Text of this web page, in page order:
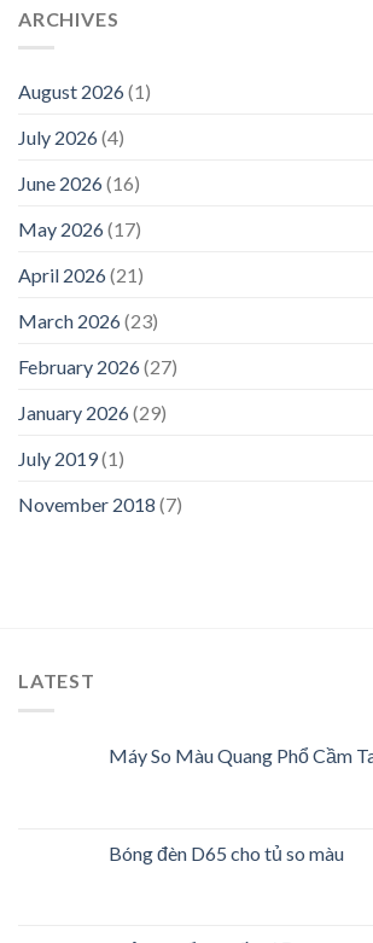
ARCHIVES
August 2026(1)
July 2026(4)
June 2026(16)
May 2026(17)
April 2026(21)
March 2026(23)
February 2026(27)
January 2026(29)
July 2019(1)
November 2018 (7)
LATEST
Máy So Màu Quang Phổ Cầm
Bóng đèn D65 cho tủ so màu